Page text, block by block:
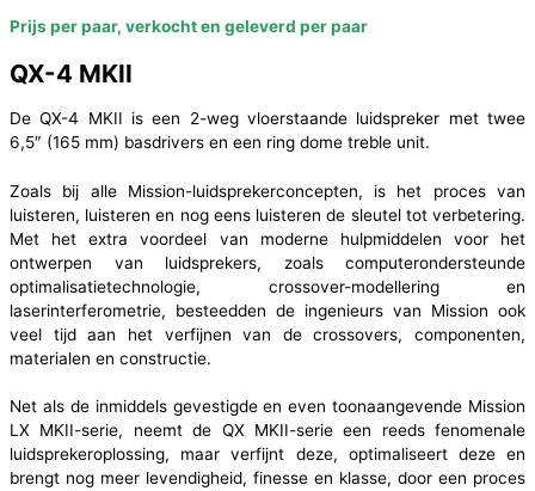
Prijs per paar, verkocht en geleverd per paar
QX-4 MKII
De QX-4 MKII is een 2-weg vloerstaande luidspreker met twee
6,5″ (165 mm) basdrivers en een ring dome treble unit.
Zoals bij alle Mission-luidsprekerconcepten, is het proces van
luisteren, luisteren en nog eens luisteren de sleutel tot verbetering.
Met het extra voordeel van moderne hulpmiddelen voor het
ontwerpen van luidsprekers, zoals computerondersteunde
optimalisatietechnologie, crossover-modellering en
laserinterferometrie, besteedden de ingenieurs van Mission ook
veel tijd aan het verfijnen van de crossovers, componenten,
materialen en constructie.
Net als de inmiddels gevestigde en even toonaangevende Mission
LX MKII-serie, neemt de QX MKII-serie een reeds fenomenale
luidsprekeroplossing, maar verfijnt deze, optimaliseert deze en
brengt nog meer levendigheid, finesse en klasse, door een proces